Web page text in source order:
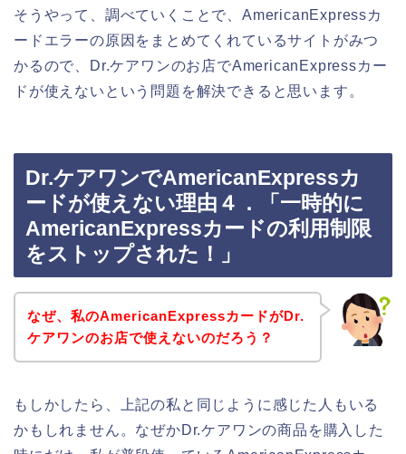
そうやって、調べていくことで、AmericanExpressカ
ードエラーの原因をまとめてくれているサイトがみつ
かるので、Dr.ケアワンのお店でAmericanExpressカー
ドが使えないという問題を解決できると思います。
Dr.ケアワンでAmericanExpressカ
ードが使えない理由４．「一時的に
AmericanExpressカードの利用制限
をストップされた！」
なぜ、私のAmericanExpressカードがDr.
ケアワンのお店で使えないのだろう？
もしかしたら、上記の私と同じように感じた人もいる
かもしれません。なぜかDr.ケアワンの商品を購入した